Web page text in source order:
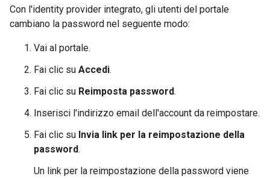
Con l'identity provider integrato, gli utenti del portale
cambiano la password nel seguente modo:
Vai al portale.
Fai clic su Accedi.
Fai clic su Reimposta password.
Inserisci l'indirizzo email dell'account da reimpostare.
Fai clic su Invia link per la reimpostazione della
password.
Un link per la reimpostazione della password viene